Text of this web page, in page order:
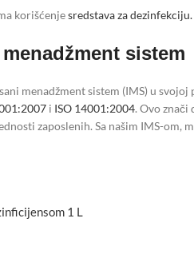
korišćenjesredstava za dezinfekciju.
sistem
menadžment sistem (IMS) u
i ISO 14001:2004. Ovo znači
zaposlenih. Sa našim IMS-
1 L